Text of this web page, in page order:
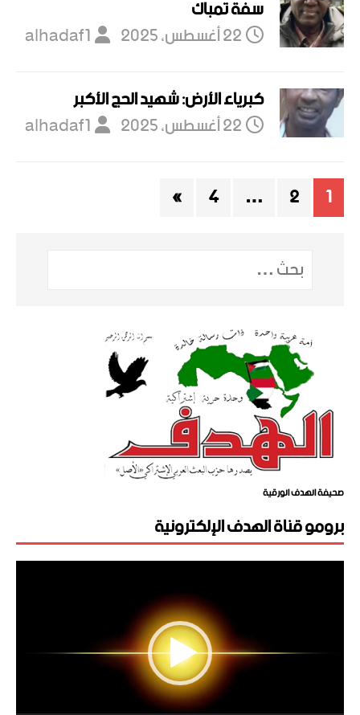
سفة تمباك
22 أغسطس، 2025
alhadaf1
كبرياء الأرض: شهيد الحج الأكبر
22 أغسطس، 2025
alhadaf1
1
2
…
4
»
صحيفة الهدف الورقية
برومو قناة الهدف الإلكترونية
مشغل